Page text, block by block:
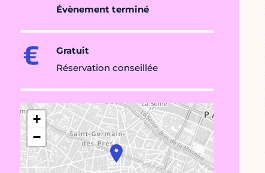
Évènement terminé
Gratuit
Réservation conseillée
+
−